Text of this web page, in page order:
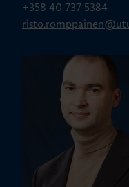
+358 40 737 5384